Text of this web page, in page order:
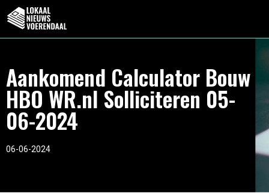
Aankomend Calculator Bouw
HBO WR.nl Solliciteren 05-
06-2024
06-06-2024